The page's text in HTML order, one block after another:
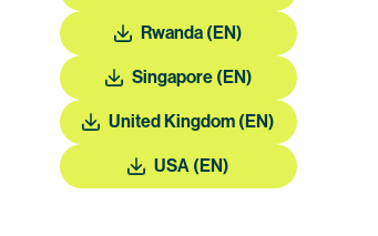
Rwanda (EN)
Singapore (EN)
United Kingdom (EN)
USA (EN)